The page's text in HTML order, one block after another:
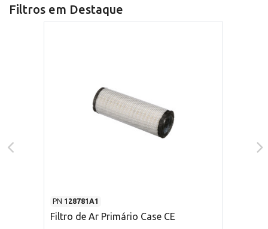
Filtros em Destaque
PN 128781A1
Filtro de Ar Primário Case CE